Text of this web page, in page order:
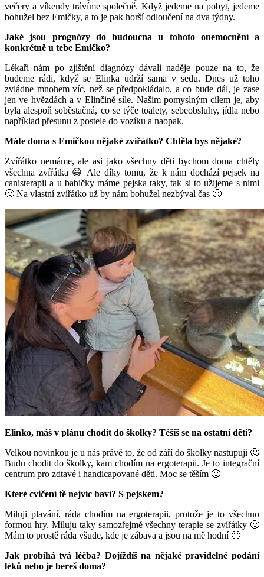
večery a víkendy trávíme společně. Když jedeme na pobyt, jedeme
bohužel bez Emičky, a to je pak horší odloučení na dva týdny.
Jaké jsou prognózy do budoucna u tohoto onemocnění a
konkrétně u tebe Emičko?
Lékaři nám po zjištění diagnózy dávali naděje pouze na to, že
budeme rádi, když se Elinka udrží sama v sedu. Dnes už toho
zvládne mnohem víc, než se předpokládalo, a co bude dál, je zase
jen ve hvězdách a v Elinčině síle. Našim pomyslným cílem je, aby
byla alespoň soběstačná, co se týče toalety, sebeobsluhy, jídla nebo
například přesunu z postele do vozíku a naopak.
Máte doma s Emičkou nějaké zvířátko? Chtěla bys nějaké?
Zvířátko nemáme, ale asi jako všechny děti bychom doma chtěly
všechna zvířátka 😀 Ale díky tomu, že k nám dochází pejsek na
canisterapii a u babičky máme pejska taky, tak si to užijeme s nimi
🙂 Na vlastní zvířátko už by nám bohužel nezbýval čas 🙁
Elinko, máš v plánu chodit do školky? Těšíš se na ostatní děti?
Velkou novinkou je u nás právě to, že od září do školky nastupuji 🙂
Budu chodit do školky, kam chodím na ergoterapii. Je to integrační
centrum pro zdtavé i handicapované děti. Moc se těším 🙂
Které cvičení tě nejvíc baví? S pejskem?
Miluji plavání, ráda chodím na ergoterapii, protože je to všechno
formou hry. Miluju taky samozřejmě všechny terapie se zvířátky 🙂
Mám to prostě ráda všude, kde je zábava a jsou na mě hodní 🙂
Jak probíhá tvá léčba? Dojíždíš na nějaké pravidelné podání
léků nebo je bereš doma?